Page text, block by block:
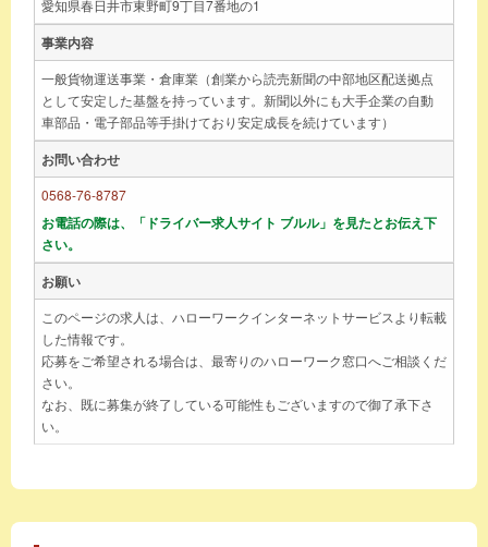
愛知県春日井市東野町9丁目7番地の1
事業内容
一般貨物運送事業・倉庫業（創業から読売新聞の中部地区配送拠点
として安定した基盤を持っています。新聞以外にも大手企業の自動
車部品・電子部品等手掛けており安定成長を続けています）
お問い合わせ
0568-76-8787
お電話の際は、「ドライバー求人サイト ブルル」を見たとお伝え下
さい。
お願い
このページの求人は、ハローワークインターネットサービスより転載
した情報です。
応募をご希望される場合は、最寄りのハローワーク窓口へご相談くだ
さい。
なお、既に募集が終了している可能性もございますので御了承下さ
い。